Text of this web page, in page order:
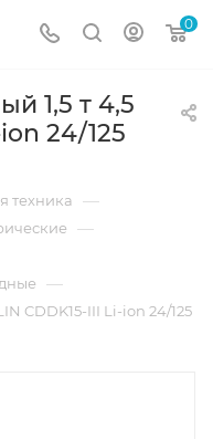
0
1,5 т 4,5
24/125
техника —
—
—
CDDK15-III Li-ion 24/125